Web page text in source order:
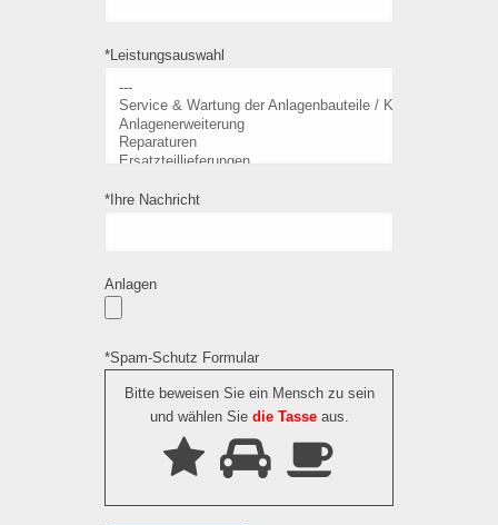
*Leistungsauswahl
*Ihre Nachricht
Anlagen
*Spam-Schutz Formular
Bitte beweisen Sie ein Mensch zu sein
und wählen Siedie Tasseaus.